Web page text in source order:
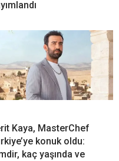
Kaya, MasterChef
konuk oldu:
kaç yaşında ve